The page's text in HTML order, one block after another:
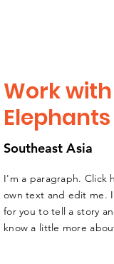
Work with
Elephants
Southeast Asia
I'm a paragraph. Click
own text and edit me.
for you to tell a story
know a little more